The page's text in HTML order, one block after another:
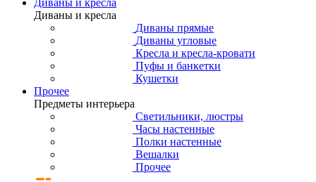
Диваны и кресла
Диваны прямые
Диваны угловые
Кресла и кресла-кровати
Пуфы и банкетки
Кушетки
Прочее
Предметы интерьера
Светильники, люстры
Часы настенные
Полки настенные
Вешалки
Прочее